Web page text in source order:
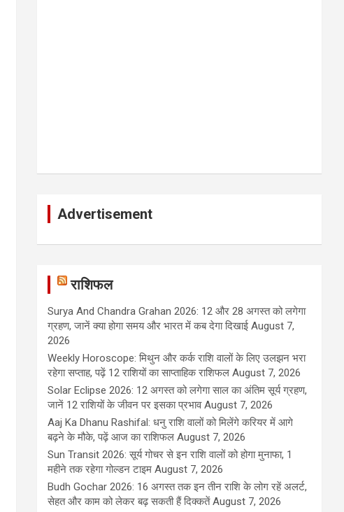
Advertisement
राशिफल
Surya And Chandra Grahan 2026: 12 और 28 अगस्त को लगेगा
ग्रहण, जानें क्या होगा समय और भारत में कब देगा दिखाई August 7,
2026
Weekly Horoscope: मिथुन और कर्क राशि वालों के लिए उलझन भरा
रहेगा सप्ताह, पढ़ें 12 राशियों का साप्ताहिक राशिफल August 7, 2026
Solar Eclipse 2026: 12 अगस्त को लगेगा साल का अंतिम सूर्य ग्रहण,
जानें 12 राशियों के जीवन पर इसका प्रभाव August 7, 2026
Aaj Ka Dhanu Rashifal: धनु राशि वालों को मिलेंगे करियर में आगे
बढ़ने के मौके, पढ़ें आज का राशिफल August 7, 2026
Sun Transit 2026: सूर्य गोचर से इन राशि वालों को होगा मुनाफा, 1
महीने तक रहेगा गोल्डन टाइम August 7, 2026
Budh Gochar 2026: 16 अगस्त तक इन तीन राशि के लोग रहें अलर्ट,
सेहत और काम को लेकर बढ़ सकती हैं दिक्कतें August 7, 2026